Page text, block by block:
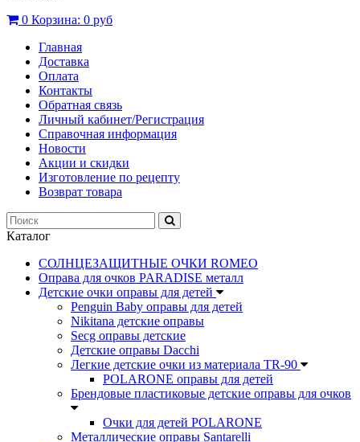
0 Корзина: 0 руб
Главная
Доставка
Оплата
Контакты
Обратная связь
Личный кабинет/Регистрация
Справочная информация
Новости
Акции и скидки
Изготовление по рецепту
Возврат товара
Каталог
СОЛНЦЕЗАЩИТНЫЕ ОЧКИ ROMEO
Оправа для очков PARADISE металл
Детские очки оправы для детей
Penguin Baby оправы для детей
Nikitana детские оправы
Secg оправы детские
Детские оправы Dacchi
Легкие детские очки из материала TR-90
POLARONE оправы для детей
Брендовые пластиковые детские оправы для очков
Очки для детей POLARONE
Металлические оправы Santarelli